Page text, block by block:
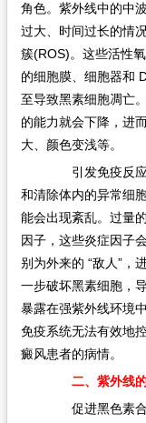
角色。紫外线中的中
过大、时间过长的情
簇(ROS)。这些活性
的细胞膜、细胞器和
至导致黑素细胞凋亡
的能力就会下降，进
大、颜色变浅等。
引发免疫反应
和清除体内的异常细
能会出现紊乱。过量
因子，这些炎症因子
别为外来的 “敌人”，
一步破坏黑素细胞，
暴露在强紫外线环境
免疫系统无法有效地
癜风患者的病情。
二、紫外线的
促进黑色素合